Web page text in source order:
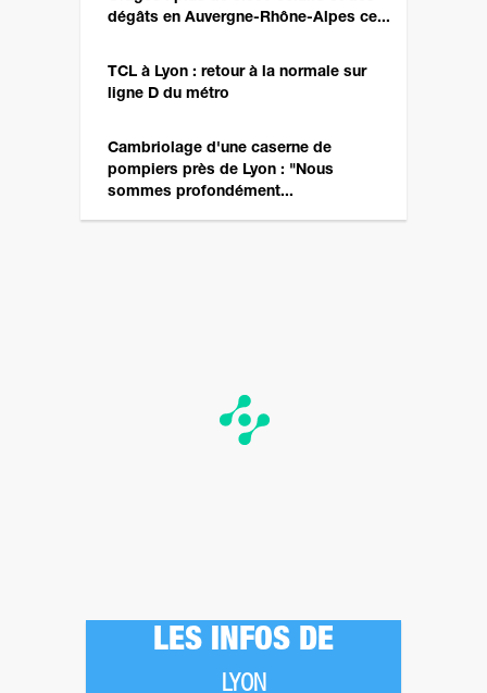
dégâts en Auvergne-Rhône-Alpes ce...
TCL à Lyon : retour à la normale sur
ligne D du métro
Cambriolage d'une caserne de
pompiers près de Lyon : "Nous
sommes profondément...
LES INFOS DE
LYON